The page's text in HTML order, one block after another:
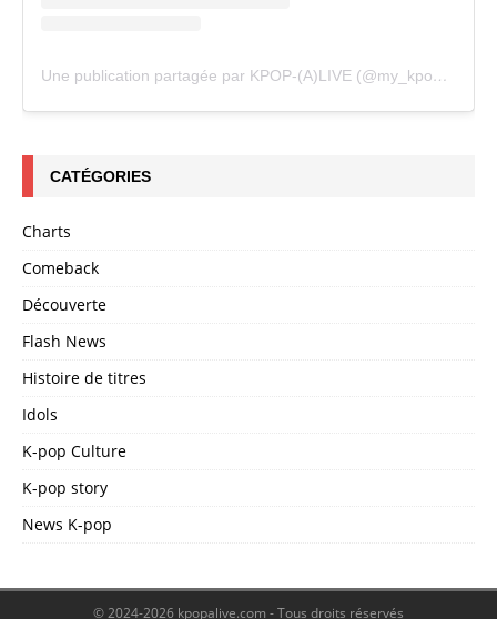
Une publication partagée par KPOP-(A)LIVE (@my_kpopalive)
CATÉGORIES
Charts
Comeback
Découverte
Flash News
Histoire de titres
Idols
K-pop Culture
K-pop story
News K-pop
© 2024-2026 kpopalive.com - Tous droits réservés